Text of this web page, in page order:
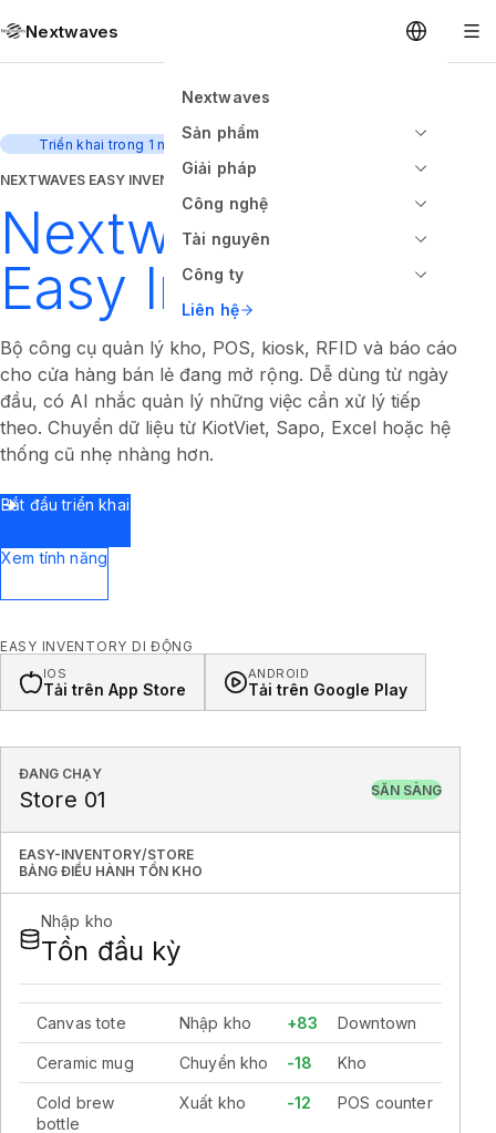
Nextwaves
Nextwaves
Sản phẩm
Giải pháp
Công nghệ
Tài nguyên
Công ty
Liên hệ
Triển khai trong 1 ngày
NEXTWAVES EASY INVENTORY
Nextwaves
Easy Inventory
Bộ công cụ quản lý kho, POS, kiosk, RFID và báo cáo
cho cửa hàng bán lẻ đang mở rộng. Dễ dùng từ ngày
đầu, có AI nhắc quản lý những việc cần xử lý tiếp
theo. Chuyển dữ liệu từ KiotViet, Sapo, Excel hoặc hệ
thống cũ nhẹ nhàng hơn.
Bắt đầu triển khai
Xem tính năng
EASY INVENTORY DI ĐỘNG
IOS
Tải trên App Store
ANDROID
Tải trên Google Play
ĐANG CHẠY
Store 01 SẴN SÀNG
EASY-INVENTORY/STORE
BẢNG ĐIỀU HÀNH TỒN KHO
Nhập kho
Tồn đầu kỳ
Canvas tote Nhập kho +83 Downtown
Ceramic mug Chuyển kho -18 Kho
Cold brew
bottle
Xuất kho -12 POS counter